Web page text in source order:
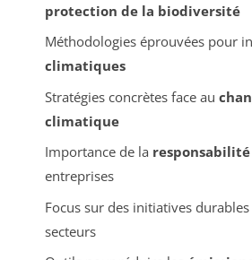
protection de la biodiversité
Méthodologies éprouvées pour
climatiques
Stratégies concrètes face au
climatique
Importance de la
entreprises
Focus sur des initiatives
secteurs